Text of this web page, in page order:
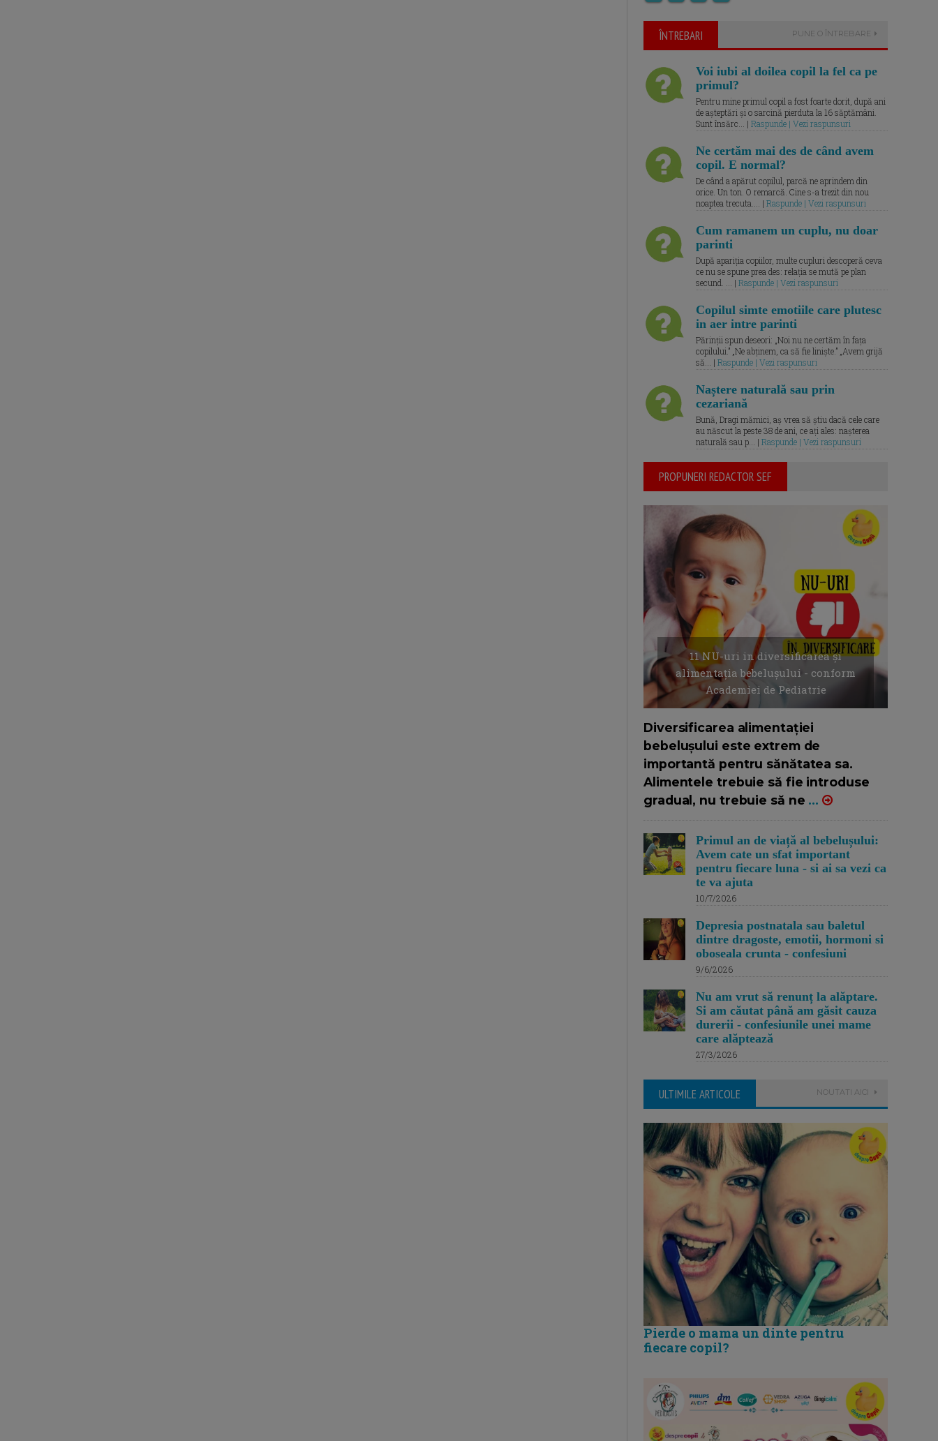
ÎNTREBARI PUNE O ÎNTREBARE
Voi iubi al doilea copil la fel ca pe
primul?
Pentru mine primul copil a fost foarte dorit, după ani
de așteptări și o sarcină pierduta la 16 săptămâni.
Sunt însărc... | Raspunde | Vezi raspunsuri
Ne certăm mai des de când avem
copil. E normal?
De când a apărut copilul, parcă ne aprindem din
orice. Un ton. O remarcă. Cine s-a trezit din nou
noaptea trecuta.... | Raspunde | Vezi raspunsuri
Cum ramanem un cuplu, nu doar
parinti
După apariția copiilor, multe cupluri descoperă ceva
ce nu se spune prea des: relația se mută pe plan
secund. ... | Raspunde | Vezi raspunsuri
Copilul simte emotiile care plutesc
in aer intre parinti
Părinții spun deseori: „Noi nu ne certăm în fața
copilului.” „Ne abținem, ca să fie liniște.” „Avem grijă
să... | Raspunde | Vezi raspunsuri
Naștere naturală sau prin
cezariană
Bună, Dragi mămici, aș vrea să știu dacă cele care
au născut la peste 38 de ani, ce ați ales: nașterea
naturală sau p... | Raspunde | Vezi raspunsuri
PROPUNERI REDACTOR SEF
11 NU-uri in diversificarea și
alimentația bebelușului - conform
Academiei de Pediatrie
Diversificarea alimentației
bebelușului este extrem de
importantă pentru sănătatea sa.
Alimentele trebuie să fie introduse
gradual, nu trebuie să ne ...
Primul an de viață al bebelușului:
Avem cate un sfat important
pentru fiecare luna - si ai sa vezi ca
te va ajuta
10/7/2026
Depresia postnatala sau baletul
dintre dragoste, emotii, hormoni si
oboseala crunta - confesiuni
9/6/2026
Nu am vrut să renunț la alăptare.
Si am căutat până am găsit cauza
durerii - confesiunile unei mame
care alăptează
27/3/2026
ULTIMILE ARTICOLE NOUTATI AICI
Pierde o mama un dinte pentru
fiecare copil?